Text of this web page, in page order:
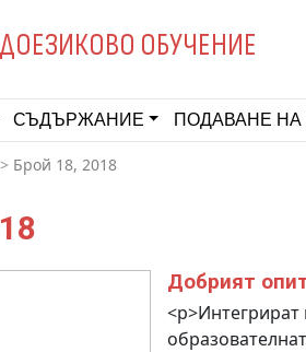
ОБУЧЕНИЕ
СЪДЪРЖАНИЕ ПОДАВАНЕ
> Брой 18, 2018
Добрият